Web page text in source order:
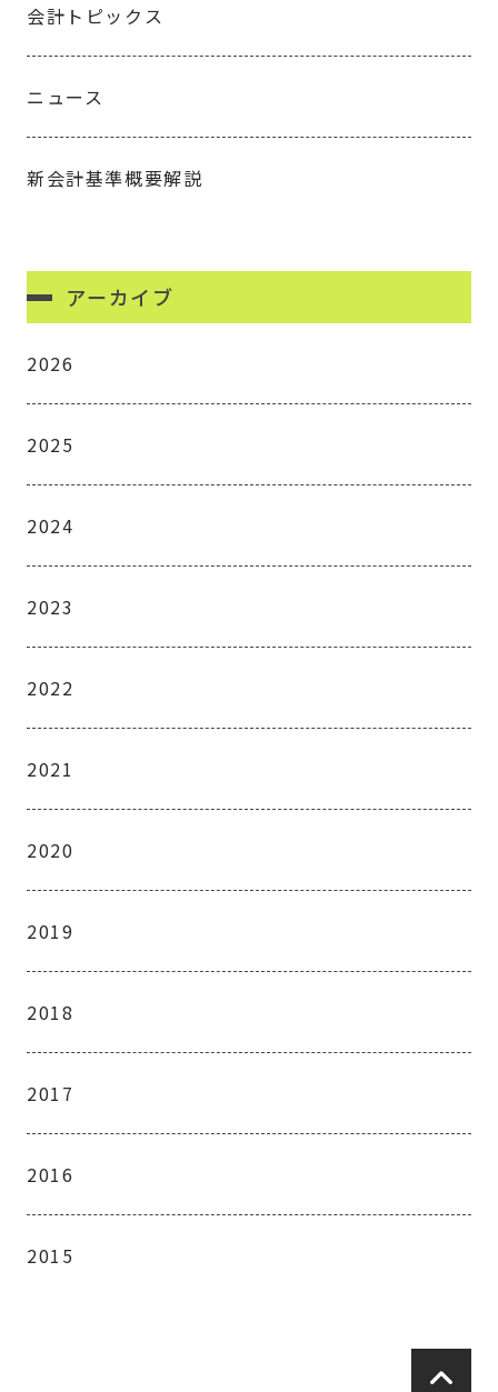
会計トピックス
ニュース
新会計基準概要解説
アーカイブ
2026
2025
2024
2023
2022
2021
2020
2019
2018
2017
2016
2015